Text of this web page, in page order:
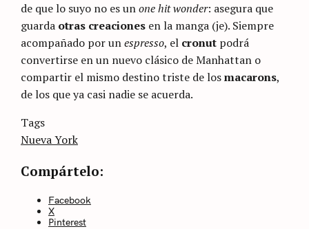
de que lo suyo no es unone hit wonder: asegura que
guarda otras creaciones en la manga (je). Siempre
acompañado por unespresso, el cronut podrá
convertirse en un nuevo clásico de Manhattan o
compartir el mismo destino triste de losmacarons,
de los que ya casi nadie se acuerda.
Categories
categoría
Tags
Nueva York
Compártelo:
Facebook
X
Pinterest